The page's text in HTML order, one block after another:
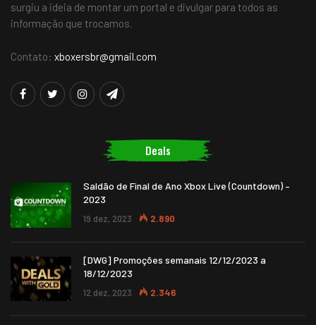
surgiu a ideia de montar um portal e divulgar para todos as
informação que trocamos.
Contato: xboxersbr@gmail.com
Deals
Saldão de Final de Ano Xbox Live (Countdown) –
2023
19 dez, 2023 2.890
[DWG] Promoções semanais 12/12/2023 a
18/12/2023
12 dez, 2023 2.346